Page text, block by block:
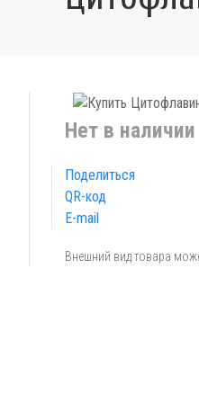
Нет в наличии
Поделиться
QR-код
E-mail
Внешний вид товара